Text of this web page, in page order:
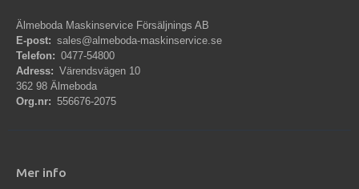
Älmeboda Maskinservice Försäljnings AB
E-post: sales@almeboda-maskinservice.se
Telefon: 0477-54800
Adress: Värendsvägen 10
362 98 Älmeboda
Org.nr: 556676-2075
Mer info